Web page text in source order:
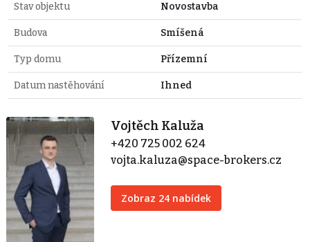
Stav objektu Novostavba
Budova Smíšená
Typ domu Přízemní
Datum nastěhování Ihned
Vojtěch Kaluža
+420 725 002 624
vojta.kaluza@space-brokers.cz
Zobraz 24 nabídek